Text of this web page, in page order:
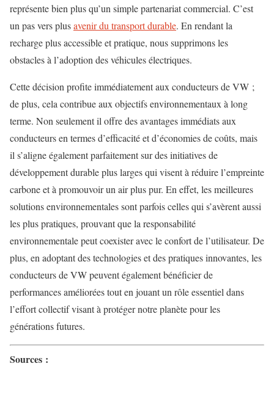
représente bien plus qu’un simple partenariat commercial. C’est
un pas vers plusavenir du transport durable. En rendant la
recharge plus accessible et pratique, nous supprimons les
obstacles à l’adoption des véhicules électriques.
Cette décision profite immédiatement aux conducteurs de VW ;
de plus, cela contribue aux objectifs environnementaux à long
terme. Non seulement il offre des avantages immédiats aux
conducteurs en termes d’efficacité et d’économies de coûts, mais
il s’aligne également parfaitement sur des initiatives de
développement durable plus larges qui visent à réduire l’empreinte
carbone et à promouvoir un air plus pur. En effet, les meilleures
solutions environnementales sont parfois celles qui s’avèrent aussi
les plus pratiques, prouvant que la responsabilité
environnementale peut coexister avec le confort de l’utilisateur. De
plus, en adoptant des technologies et des pratiques innovantes, les
conducteurs de VW peuvent également bénéficier de
performances améliorées tout en jouant un rôle essentiel dans
l’effort collectif visant à protéger notre planète pour les
générations futures.
Sources :